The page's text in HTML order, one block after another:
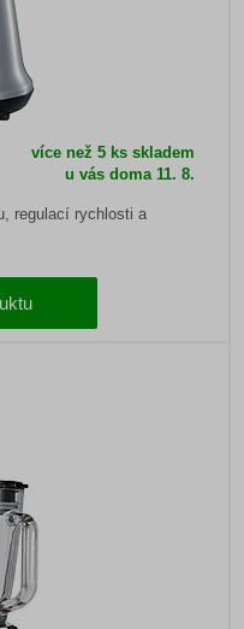
více než 5 ks skladem
u vás doma11. 8.
regulací rychlosti a